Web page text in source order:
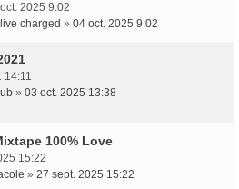
2025 9:02
charged » 04 oct. 2025 9:02
14:11
» 03 oct. 2025 13:38
100% Love
15:22
» 27 sept. 2025 15:22